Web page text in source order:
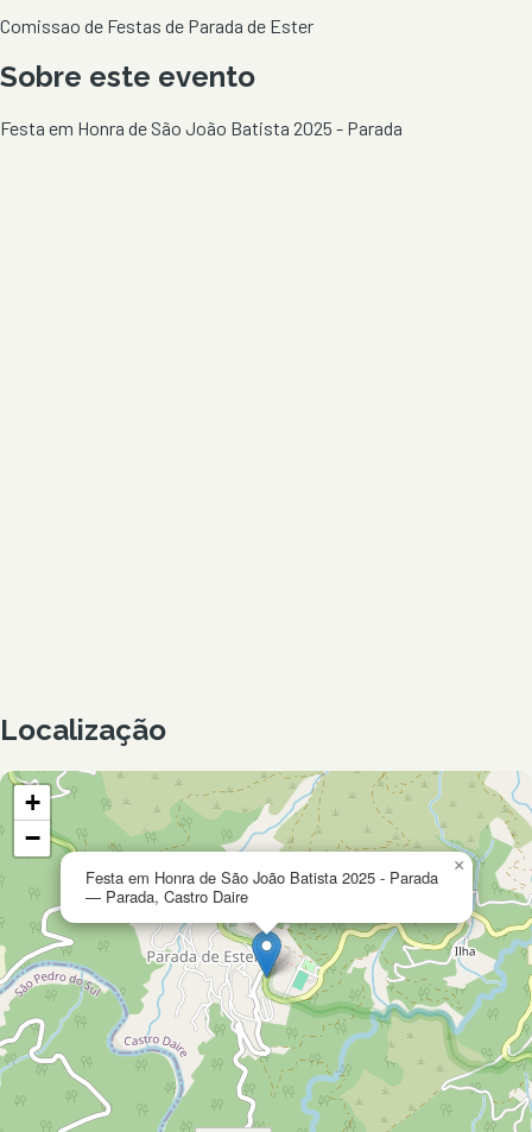
Comissao de Festas de Parada de Ester
Sobre este evento
Festa em Honra de São João Batista 2025 - Parada
Localização
Festa em Honra de São João Batista 2025 - Parada
— Parada, Castro Daire
×
+
−